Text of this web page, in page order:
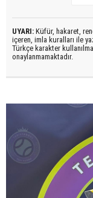
UYARI: Küfür, hakaret,
içeren, imla kuralları ile
Türkçe karakter
onaylanmamaktadır.